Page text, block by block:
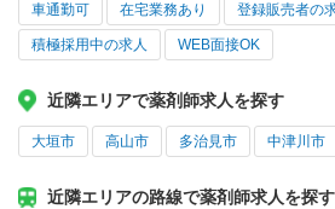
車通勤可 在宅業務あり 登録販売者の
積極採用中の求人 WEB面接OK
近隣エリアで薬剤師求人を探す
大垣市 高山市 多治見市 中津川市
近隣エリアの路線で薬剤師求人を探す